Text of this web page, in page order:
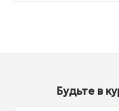
Будьте в